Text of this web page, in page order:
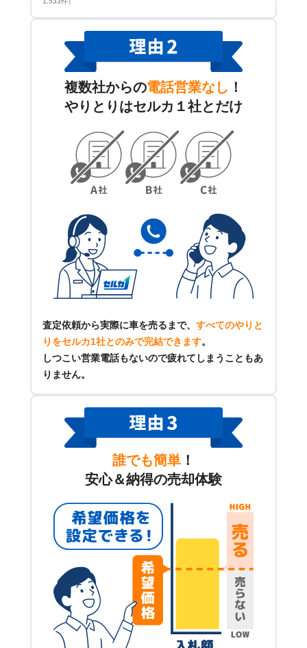
複数社からの電話営業なし ！
やりとりはセルカ１社とだけ
査定依頼から実際に車を売るまで、 すべてのやりと
りをセルカ1社とのみで完結できます。
しつこい営業電話もないので疲れてしまうこともあ
りません。
誰でも簡単 ！
安心＆納得の売却体験